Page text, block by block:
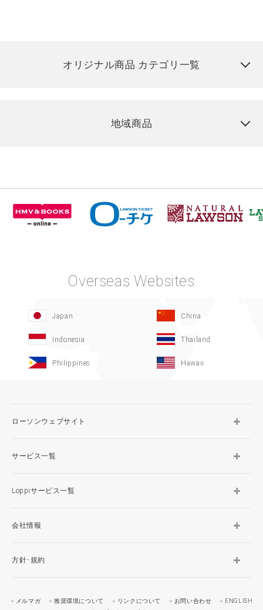
オリジナル商品 カテゴリ一覧
地域商品
Overseas Websites
Japan China
Indonesia Thailand
Philippines Hawaii
ローソンウェブサイト
サービス一覧
Loppiサービス一覧
会社情報
方針･規約
メルマガ 推奨環境について リンクについて お問い合わせ
ENGLISH